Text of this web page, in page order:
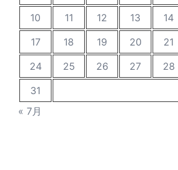
10
11 12 13 14
17
18 19 20 21
24
25 26 27 28
31
« 7月